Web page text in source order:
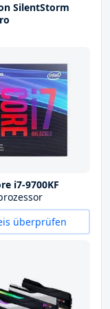
SilentStorm
i7-9700KF
überprüfen